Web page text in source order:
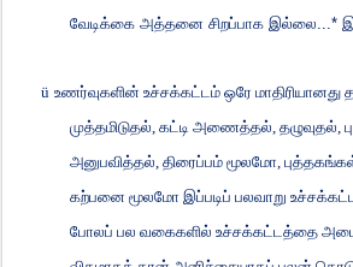
வேடிக்கை அத்தனை சிறப்பாக இல்லை...*
ü உணர்வுகளின் உச்சக்கட்டம் ஒரே
முத்தமிடுதல், கட்டி அணைத்தல், தழுவுதல்,
அனுபவித்தல், திரைப்பம் மூலமோ,
கற்பனை மூலமோ இப்படிப் பலவாறு
போலப் பல வகைகளில் உச்சக்கட்டத்தை